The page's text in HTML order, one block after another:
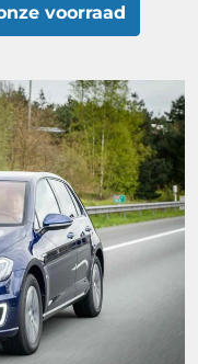
voorraad